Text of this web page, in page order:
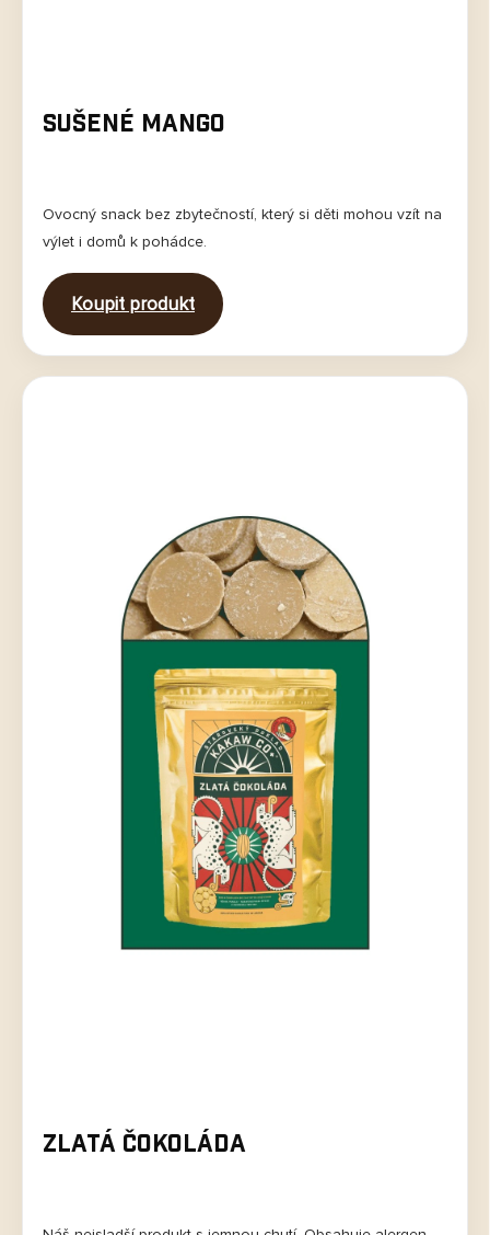
Sušené mango
Ovocný snack bez zbytečností, který si děti mohou vzít na
výlet i domů k pohádce.
Koupit produkt
Zlatá čokoláda